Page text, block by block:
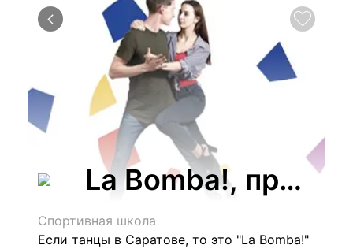
La Bomba!,
Спортивная школа
Если танцы в Саратове, то это "La Bomba!"